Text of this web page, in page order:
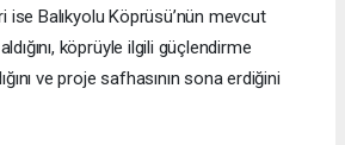
ise Balıkyolu Köprüsü’nün mevcut
köprüyle ilgili güçlendirme
ve proje safhasının sona erdiğini